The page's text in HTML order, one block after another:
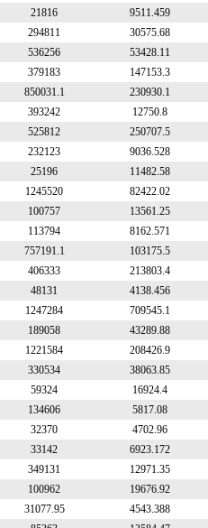
21816 9511.459
294811 30575.68
536256 53428.11
379183 147153.3
850031.1 230930.1
393242 12750.8
525812 250707.5
232123 9036.528
25196 11482.58
1245520 82422.02
100757 13561.25
113794 8162.571
757191.1 103175.5
406333 213803.4
48131 4138.456
1247284 709545.1
189058 43289.88
1221584 208426.9
330534 38063.85
59324 16924.4
134606 5817.08
32370 4702.96
33142 6923.172
349131 12971.35
100962 19676.92
31077.95 4543.388